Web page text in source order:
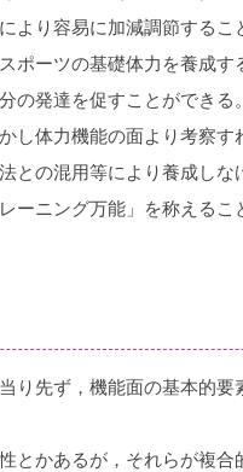
より容易に加減調節するこ
ーツの基礎体力を養成す
発達を促すことができる
し体力機能の面より考察す
との混用等により養成し
ーニング万能」を称える
り先ず，機能面の基本的要
とかあるが，それらが複合